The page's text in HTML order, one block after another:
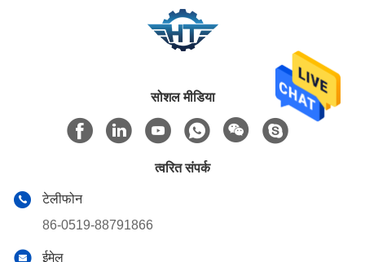
सोशल मीडिया
त्वरित संपर्क
टेलीफोन
86-0519-88791866
ईमेल